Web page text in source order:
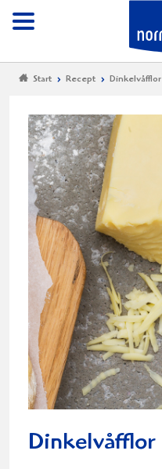
Meny
Start Recept Dinkelvåfflor
Dinkelvåfflor